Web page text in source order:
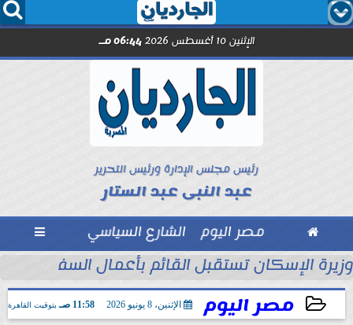
  
الإثنين 10 أغسطس 2026 06:44 مـ
رئيس مجلس الإدارة ورئيس التحرير
عبد النبى عبد الستار
 مصر اليوم الشارع السياسي 
تصنع الأمانة ما...
وزيرة الإسكان تستقبل القائم بأعمال السفير
مصر اليوم الإثنين، 8 يونيو 2026 11:58 صـ بتوقيت القاهرة